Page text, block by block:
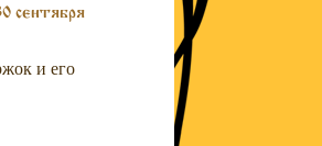
сентября
и его